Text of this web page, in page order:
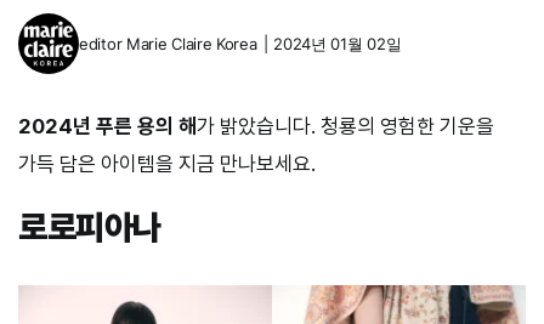
editor Marie Claire Korea 2024년 01월 02일
2024년 푸른 용의 해가 밝았습니다. 청룡의 영험한 기운을
가득 담은 아이템을 지금 만나보세요.
로로피아나